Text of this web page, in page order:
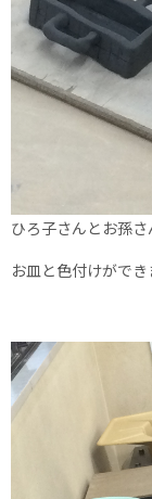
ひろ子さんとお孫さ
お皿と色付けができ